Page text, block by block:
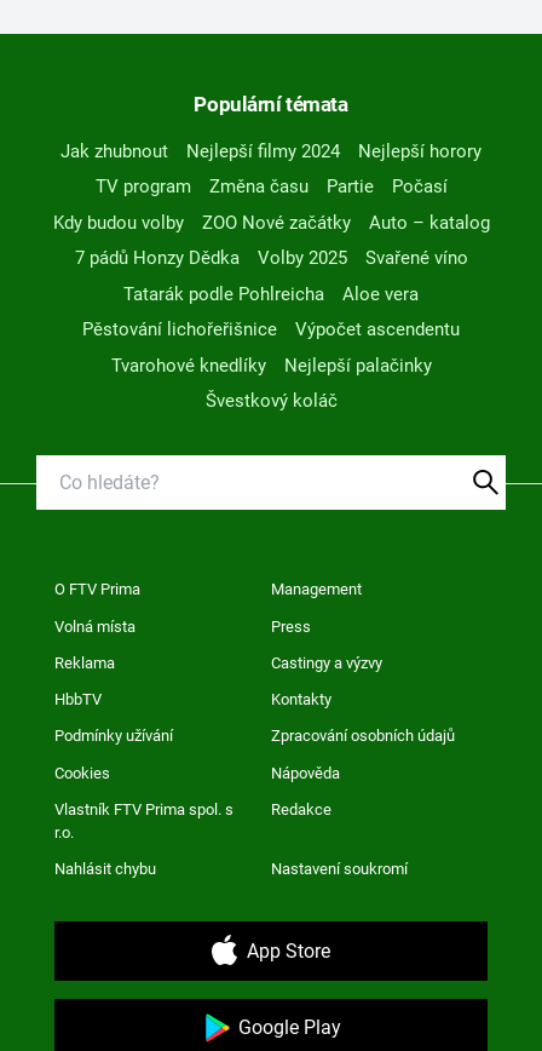
Populární témata
Jak zhubnout Nejlepší filmy 2024
Nejlepší horory
TV program
Změna času Partie
Počasí
Kdy budou volby
ZOO Nové začátky
Auto – katalog
7 pádů Honzy Dědka
Volby 2025
Svařené víno
Tatarák podle Pohlreicha
Aloe vera
Pěstování lichořeřišnice
Výpočet ascendentu
Tvarohové knedlíky
Nejlepší palačinky
Švestkový koláč
O FTV Prima Management
Volná místa Press
Reklama Castingy a výzvy
HbbTV Kontakty
Podmínky užívání Zpracování osobních údajů
Cookies Nápověda
Vlastník FTV Prima spol. s
r.o.
Redakce
Nahlásit chybu Nastavení soukromí
App Store
Google Play